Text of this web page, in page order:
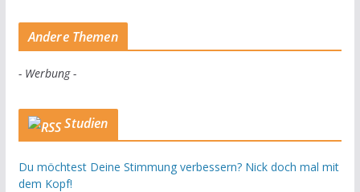
Andere Themen
- Werbung -
Studien
Du möchtest Deine Stimmung verbessern? Nick doch mal mit
dem Kopf!